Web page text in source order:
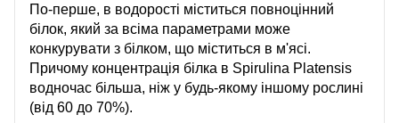
По-перше, в водорості міститься повноцінний
білок, який за всіма параметрами може
конкурувати з білком, що міститься в м'ясі.
Причому концентрація білка в Spirulina Platensis
водночас більша, ніж у будь-якому іншому рослині
(від 60 до 70%).